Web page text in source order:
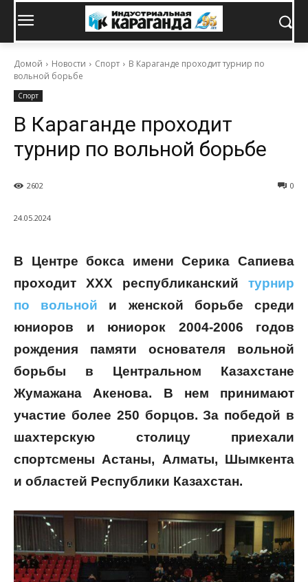
Домой Новости Спорт
В Караганде проходит турнир по
вольной борьбе
Спорт
В Караганде проходит
турнир по вольной борьбе
0
2602
24.05.2024
В Центре бокса имени Серика Сапиева
проходит XXX республиканский турнир
по вольной и женской борьбе среди
юниоров и юниорок 2004-2006 годов
рождения памяти основателя вольной
борьбы в Центральном Казахстане
Жумажана Акенова. В нем принимают
участие более 250 борцов. За победой в
шахтерскую столицу приехали
спортсмены Астаны, Алматы, Шымкента
и областей Республики Казахстан.